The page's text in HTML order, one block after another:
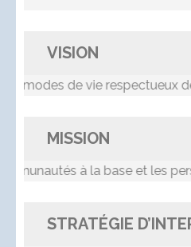
VISION
de vie respectueux de
MISSION
à la base et les
STRATÉGIE